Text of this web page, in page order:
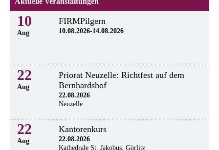
10
Aug
FIRMPilgern
10.08.2026-14.08.2026
22
Aug
Priorat Neuzelle: Richtfest auf dem
Bernhardshof
22.08.2026
Neuzelle
22
Aug
Kantorenkurs
22.08.2026
Kathedrale St. Jakobus, Görlitz